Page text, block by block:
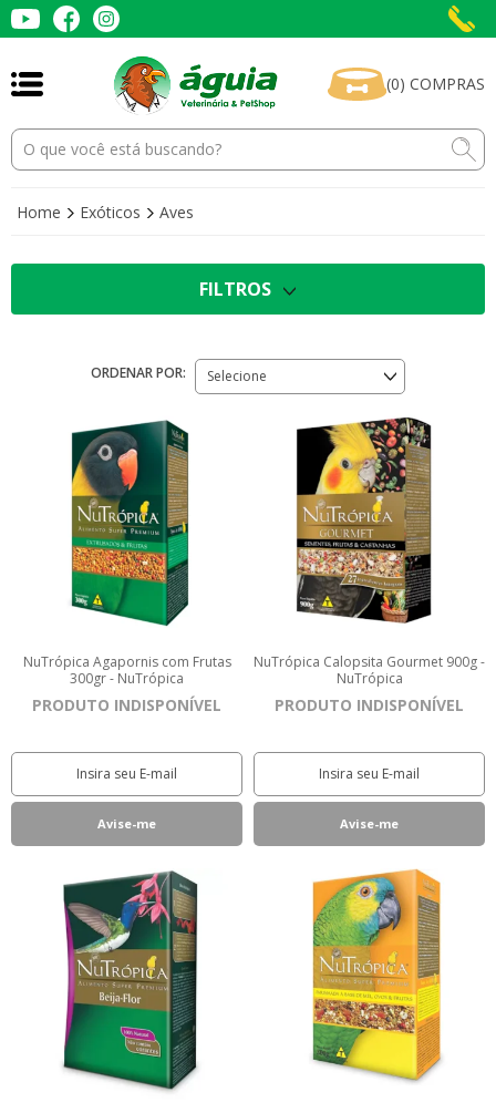
(0) COMPRAS
Home Exóticos Aves
FILTROS
ORDENAR POR: Selecione
NuTrópica Agapornis com Frutas
300gr - NuTrópica
PRODUTO INDISPONÍVEL
NuTrópica Calopsita Gourmet 900g -
NuTrópica
PRODUTO INDISPONÍVEL